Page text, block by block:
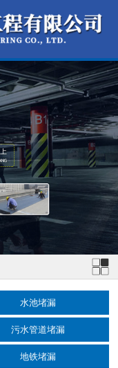
水池堵漏
污水管道堵漏
地铁堵漏